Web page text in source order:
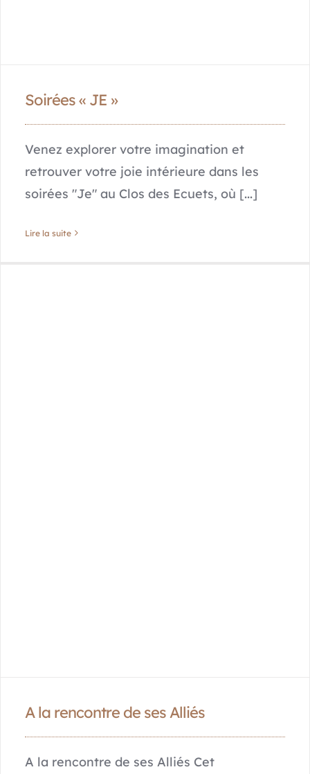
Soirées « JE »
Venez explorer votre imagination et
retrouver votre joie intérieure dans les
soirées "Je" au Clos des Ecuets, où [...]
Lire la suite
A la rencontre de ses Alliés
A la rencontre de ses Alliés Cet